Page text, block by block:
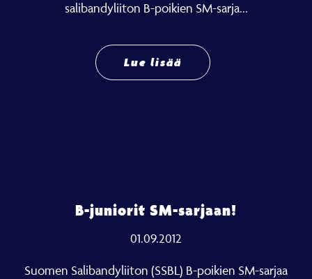
salibandyliiton B-poikien SM-sarja...
Lue lisää
B-juniorit SM-sarjaan!
01.09.2012
Suomen Salibandyliiton (SSBL) B-poikien SM-sarjaa